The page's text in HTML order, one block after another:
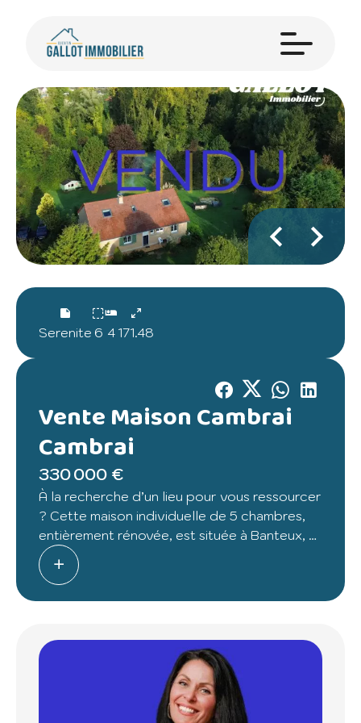
Serenite 6 4 171.48
Vente Maison Cambrai
Cambrai
330 000 €
À la recherche d’un lieu pour vous ressourcer
? Cette maison individuelle de 5 chambres,
entièrement rénovée, est située à Banteux, à
seulement 20 min de Cambrai et 15 min des
axes autoroutiers.
privé, sans vis-à-vis, au calme absolu.
Idéale pour une résidence secondaire ou
pour vivre en pleine nature toute l’année,